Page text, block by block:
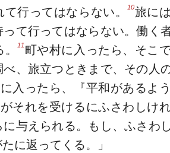
て行ってはならない。10旅に
って行ってはならない。働く
。11 町や村に入ったら、そこ
、旅立つときまで、その人
入ったら、『平和があるよ
それを受けるにふさわしけ
与えられる。もし、ふさわ
に返ってくる。」